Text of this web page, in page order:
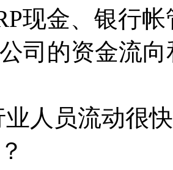
现金、银行
司的资金流
业人员流动很